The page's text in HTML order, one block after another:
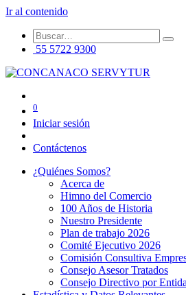
Ir al contenido
55 5722 9300
0
Iniciar sesión
Contáctenos
¿Quiénes Somos?
Acerca de
Himno del Comercio
100 Años de Historia
Nuestro Presidente
Plan de trabajo 2026
Comité Ejecutivo 2026
Comisión Consultiva
Consejo Asesor Tratados
Consejo Directivo por